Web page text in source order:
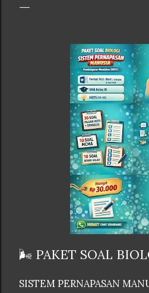
🌬️ PAKET SOAL
SISTEM PERNAPASAN